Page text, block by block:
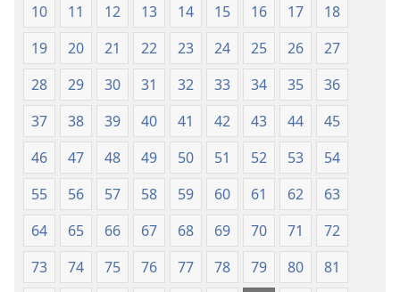
10
11 12 13 14 15 16 17
18
19
20 21 22 23 24 25 26
27
28
29 30 31 32 33 34 35
36
37
38 39 40 41 42 43 44
45
46
47 48 49 50 51 52 53
54
55
56 57 58 59 60 61 62
63
64
65 66 67 68 69 70 71
72
73
74 75 76 77 78 79 80
81